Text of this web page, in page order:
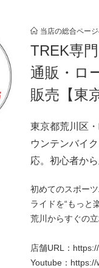
当店の総合ペー
TREK専
通販・ロ
販売【東
東京都荒川区
ウンテンバイ
応。初心者か
初めてのスポー
ライドを“もっと
荒川からすぐの
店舗URL：
Youtube： https://